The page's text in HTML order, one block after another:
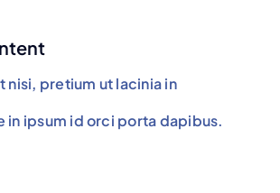
nisi, pretium ut lacinia in
in ipsum id orci porta dapibus.